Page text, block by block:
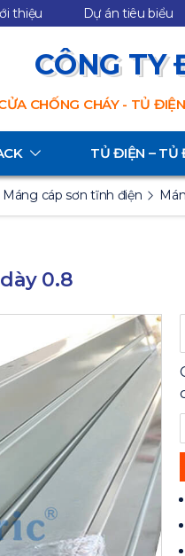
thiệu Dự án tiêu biểu
CÔNG TY
CHỐNG CHÁY - TỦ
TỦ ĐIỆN – TỦ
Máng cáp sơn tĩnh điện
0.8